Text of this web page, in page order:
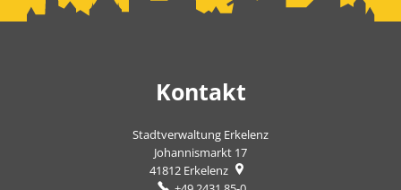
Kontakt
Stadtverwaltung Erkelenz
Johannismarkt 17
41812 Erkelenz